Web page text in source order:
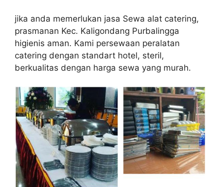
jika anda memerlukan jasa Sewa alat catering,
prasmanan Kec. Kaligondang Purbalingga
higienis aman. Kami persewaan peralatan
catering dengan standart hotel, steril,
berkualitas dengan harga sewa yang murah.